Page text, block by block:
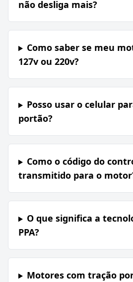
não desliga mais?
Como saber se meu
127v ou 220v?
Posso usar o celular
portão?
Como o código do
transmitido para o
O que significa a
PPA?
Motores com tração